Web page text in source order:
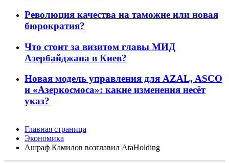
Революция качества на таможне или новая
бюрократия?
Что стоит за визитом главы МИД
Азербайджана в Киев?
Новая модель управления для AZAL, ASCO
и «Азеркосмоса»: какие изменения несёт
указ?
Главная страница
Экономика
Ашраф Камилов возглавил AtaHolding